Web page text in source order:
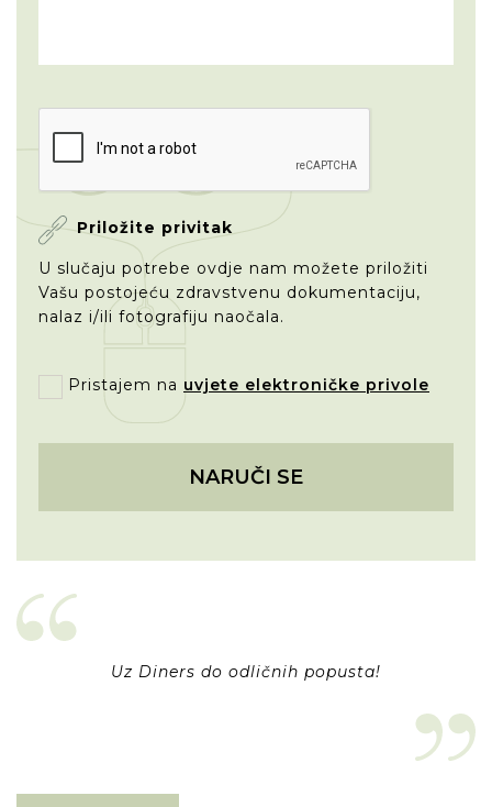
Priložite privitak
U slučaju potrebe ovdje nam možete priložiti
Vašu postojeću zdravstvenu dokumentaciju,
nalaz i/ili fotografiju naočala.
Pristajem na uvjete elektroničke privole
NARUČI SE
Uz Diners do odličnih popusta!